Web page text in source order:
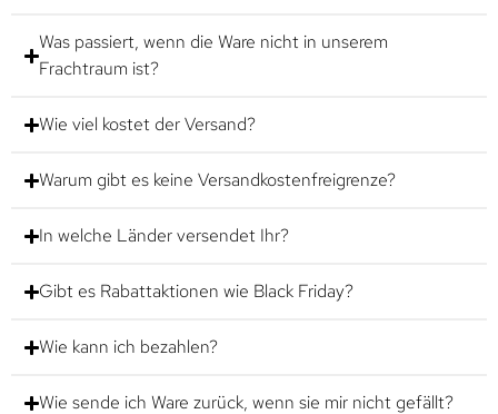
Was passiert, wenn die Ware nicht in unserem
Frachtraum ist?
Wie viel kostet der Versand?
Warum gibt es keine Versandkostenfreigrenze?
In welche Länder versendet Ihr?
Gibt es Rabattaktionen wie Black Friday?
Wie kann ich bezahlen?
Wie sende ich Ware zurück, wenn sie mir nicht gefällt?